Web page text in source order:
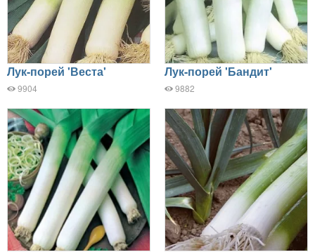
Лук-порей 'Веста'
9904
Лук-порей 'Бандит'
9882